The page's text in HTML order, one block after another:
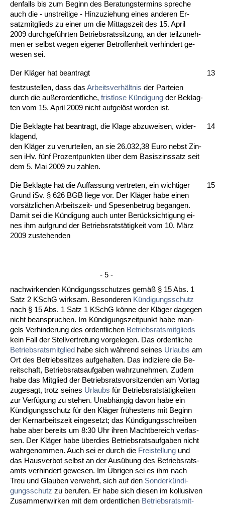
den­falls bis zum Be­ginn des Be­ra­tungs­ter­mins spre­che
auch die - un­strei­ti­ge - Hin­zu­zie­hung ei­nes an­de­ren Er­
satz­mit­glieds zu ei­ner um die Mit­tags­zeit des 15. April
2009 durch­geführ­ten Be­triebs­rats­sit­zung, an der teil­zu­neh­
men er selbst we­gen ei­ge­ner Be­trof­fen­heit ver­hin­dert ge­
we­sen sei.
Der Kläger hat be­an­tragt
fest­zu­stel­len, dass das Ar­beits­verhält­nis der Par­tei­en
durch die außer­or­dent­li­che, frist­lo­se Kündi­gung der Be­klag­
ten vom 15. April 2009 nicht auf­gelöst wor­den ist.
13
Die Be­klag­te hat be­an­tragt, die Kla­ge ab­zu­wei­sen, wi­der­
kla­gend,
den Kläger zu ver­ur­tei­len, an sie 26.032,38 Eu­ro nebst Zin­
sen iHv. fünf Pro­zent­punk­ten über dem Ba­sis­zins­satz seit
dem 5. Mai 2009 zu zah­len.
14
Die Be­klag­te hat die Auf­fas­sung ver­tre­ten, ein wich­ti­ger
Grund iSv. § 626 BGB lie­ge vor. Der Kläger ha­be ei­nen
vorsätz­li­chen Ar­beits­zeit- und Spe­sen­be­trug be­gan­gen.
Da­mit sei die Kündi­gung auch un­ter Berück­sich­ti­gung ei­
nes ihm auf­grund der Be­triebs­ratstätig­keit vom 10. März
2009 zu­ste­hen­den
- 5 -
nach­wir­ken­den Kündi­gungs­schut­zes gemäß § 15 Abs. 1
Satz 2 KSchG wirk­sam. Be­son­de­ren Kündi­gungs­schutz
nach § 15 Abs. 1 Satz 1 KSchG könne der Kläger da­ge­gen
nicht be­an­spru­chen. Im Kündi­gungs­zeit­punkt ha­be man­
gels Ver­hin­de­rung des or­dent­li­chen Be­triebs­rats­mit­glieds
kein Fall der Stell­vert­re­tung vor­ge­le­gen. Das or­dent­li­che
Be­triebs­rats­mit­glied ha­be sich während sei­nes Ur­laubs am
Ort des Be­triebs­sit­zes auf­ge­hal­ten. Das in­di­zie­re die Be­
reit­schaft, Be­triebs­rats­auf­ga­ben wahr­zu­neh­men. Zu­dem
ha­be das Mit­glied der Be­triebs­rats­vor­sit­zen­den am Vor­tag
zu­ge­sagt, trotz sei­nes Ur­laubs für Be­triebs­ratstätig­kei­ten
zur Verfügung zu ste­hen. Un­abhängig da­von ha­be ein
Kündi­gungs­schutz für den Kläger frühes­tens mit Be­ginn
der Ker­nar­beits­zeit ein­ge­setzt; das Kündi­gungs­schrei­ben
ha­be aber be­reits um 8:30 Uhr ih­ren Macht­be­reich ver­las­
sen. Der Kläger ha­be über­dies Be­triebs­rats­auf­ga­ben nicht
wahr­ge­nom­men. Auch sei er durch die Frei­stel­lung und
das Haus­ver­bot selbst an der Ausübung des Be­triebs­rats­
amts ver­hin­dert ge­we­sen. Im Übri­gen sei es ihm nach
Treu und Glau­ben ver­wehrt, sich auf den Son­derkündi­
gungs­schutz zu be­ru­fen. Er ha­be sich die­sen im kol­lu­si­ven
Zu­sam­men­wir­ken mit dem or­dent­li­chen Be­triebs­rats­mit­
15